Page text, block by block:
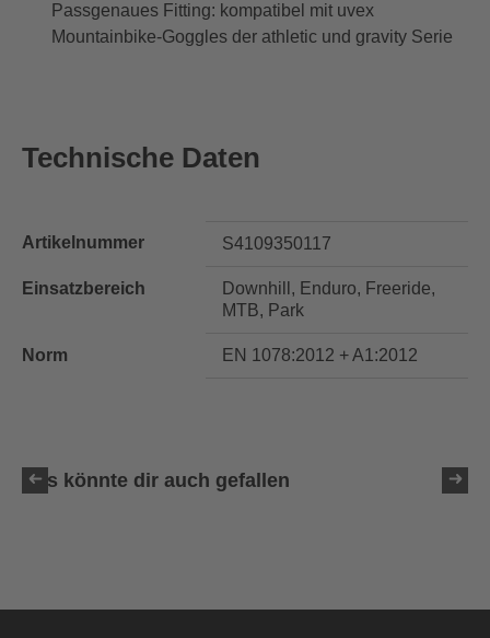
Passgenaues Fitting: kompatibel mit uvex
Mountainbike-Goggles der athletic und gravity Serie
Technische Daten
Artikelnummer S4109350117
Einsatzbereich
Downhill, Enduro, Freeride,
MTB, Park
Norm EN 1078:2012 + A1:2012
Das könnte dir auch gefallen